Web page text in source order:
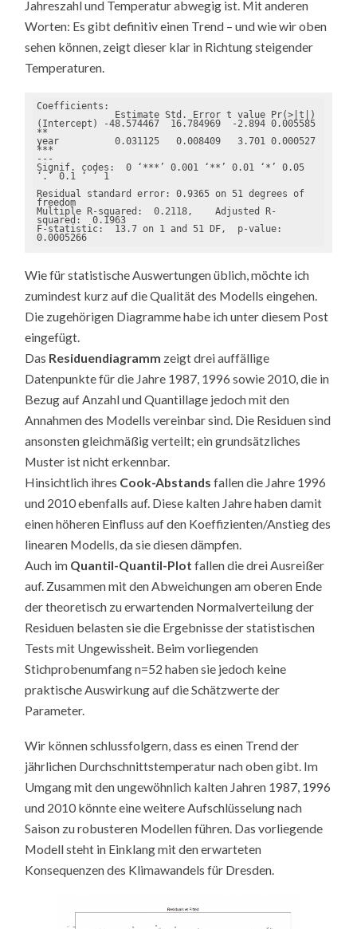
Jahreszahl und Temperatur abwegig ist. Mit anderen
Worten: Es gibt definitiv einen Trend – und wie wir oben
sehen können, zeigt dieser klar in Richtung steigender
Temperaturen.
Coefficients:
(Intercept) -48.574467  16.784969  -2.894 0.005585
**
year          0.031125   0.008409   3.701 0.000527
***
---
Signif. codes:  0 ‘***’ 0.001 ‘**’ 0.01 ‘*’ 0.05
‘.’ 0.1 ‘ ’ 1
Residual standard error: 0.9365 on 51 degrees of
freedom
Multiple R-squared:  0.2118,	Adjusted R-
squared:  0.1963
F-statistic:  13.7 on 1 and 51 DF,  p-value:
0.0005266
Wie für statistische Auswertungen üblich, möchte ich
zumindest kurz auf die Qualität des Modells eingehen.
Die zugehörigen Diagramme habe ich unter diesem Post
eingefügt.
Das Residuendiagramm zeigt drei auffällige
Datenpunkte für die Jahre 1987, 1996 sowie 2010, die in
Bezug auf Anzahl und Quantillage jedoch mit den
Annahmen des Modells vereinbar sind. Die Residuen sind
ansonsten gleichmäßig verteilt; ein grundsätzliches
Muster ist nicht erkennbar.
Hinsichtlich ihres Cook-Abstands fallen die Jahre 1996
und 2010 ebenfalls auf. Diese kalten Jahre haben damit
einen höheren Einfluss auf den Koeffizienten/Anstieg des
linearen Modells, da sie diesen dämpfen.
Auch im Quantil-Quantil-Plot fallen die drei Ausreißer
auf. Zusammen mit den Abweichungen am oberen Ende
der theoretisch zu erwartenden Normalverteilung der
Residuen belasten sie die Ergebnisse der statistischen
Tests mit Ungewissheit. Beim vorliegenden
Stichprobenumfang n=52 haben sie jedoch keine
praktische Auswirkung auf die Schätzwerte der
Parameter.
Wir können schlussfolgern, dass es einen Trend der
jährlichen Durchschnittstemperatur nach oben gibt. Im
Umgang mit den ungewöhnlich kalten Jahren 1987, 1996
und 2010 könnte eine weitere Aufschlüsselung nach
Saison zu robusteren Modellen führen. Das vorliegende
Modell steht in Einklang mit den erwarteten
Konsequenzen des Klimawandels für Dresden.